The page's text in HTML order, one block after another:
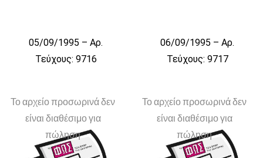
05/09/1995 – Αρ.
Τεύχους: 9716
06/09/1995 – Αρ.
Τεύχους: 9717
Το αρχείο προσωρινά δεν
είναι διαθέσιμο για
πώληση
Το αρχείο προσωρινά δεν
είναι διαθέσιμο για
πώληση